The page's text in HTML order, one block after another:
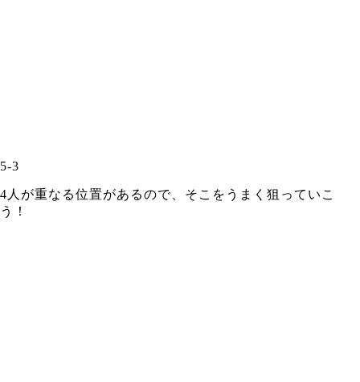
5-3
4人が重なる位置があるので、そこをうまく狙っていこ
う！